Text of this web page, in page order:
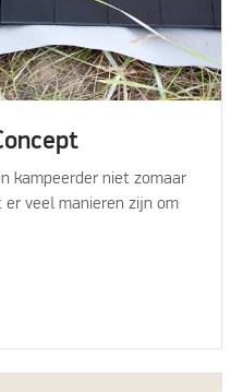
kampeerder niet zomaar
veel manieren zijn om